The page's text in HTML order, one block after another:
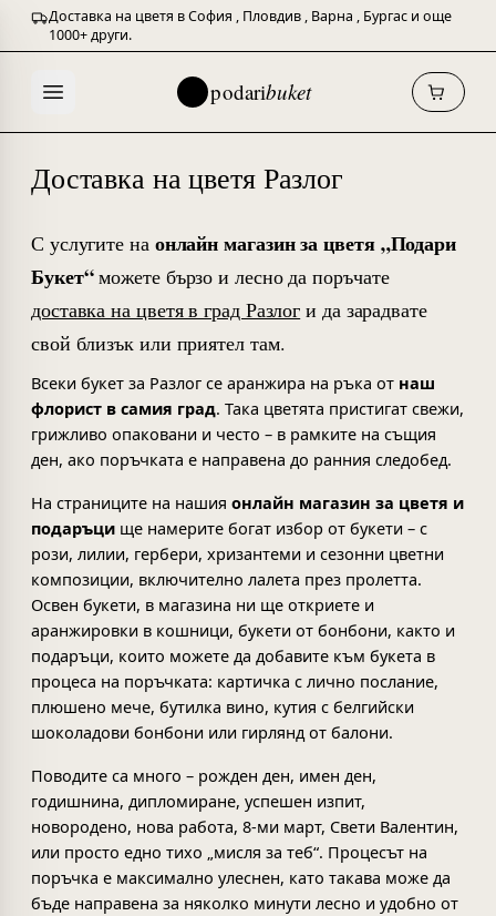
Доставка на цветя вСофия , Пловдив , Варна , Бургас и още
1000+ други.
podaribuket
Доставка на цветя Разлог
С услугите на онлайн магазин за цветя „Подари
Букет“можете бързо и лесно да поръчате
доставка на цветя в град Разлог и да зарадвате
свой близък или приятел там.
Всеки букет за Разлог се аранжира на ръка от наш
флорист в самия град. Така цветята пристигат свежи,
грижливо опаковани и често – в рамките на същия
ден, ако поръчката е направена до ранния следобед.
На страниците на нашия онлайн магазин за цветя и
подаръци ще намерите богат избор от букети – с
рози, лилии, гербери, хризантеми и сезонни цветни
композиции, включително лалета през пролетта.
Освен букети, в магазина ни ще откриете и
аранжировки в кошници, букети от бонбони, както и
подаръци, които можете да добавите към букета в
процеса на поръчката: картичка с лично послание,
плюшено мече, бутилка вино, кутия с белгийски
шоколадови бонбони или гирлянд от балони.
Поводите са много – рожден ден, имен ден,
годишнина, дипломиране, успешен изпит,
новородено, нова работа, 8-ми март, Свети Валентин,
или просто едно тихо „мисля за теб“. Процесът на
поръчка е максимално улеснен, като такава може да
бъде направена за няколко минути лесно и удобно от